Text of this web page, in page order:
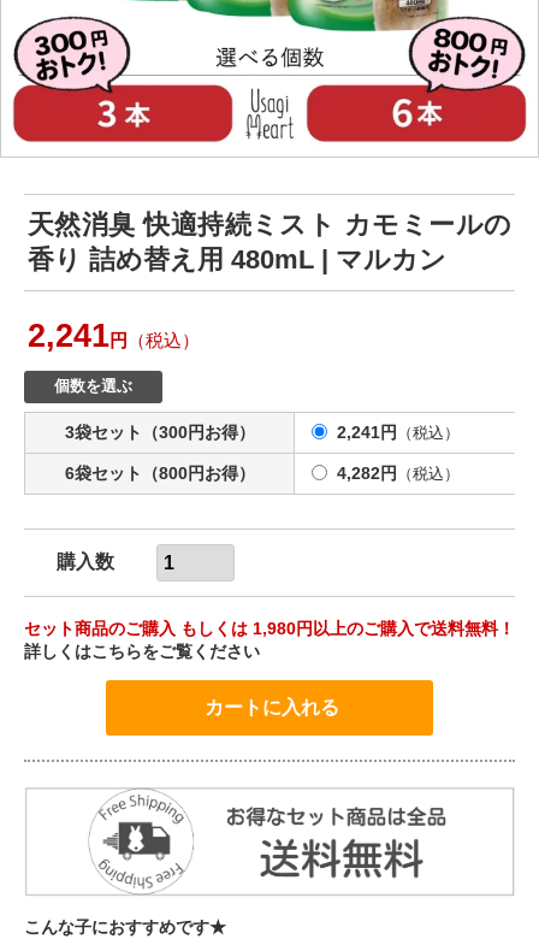
天然消臭 快適持続ミスト カモミールの
香り 詰め替え用 480mL | マルカン
2,241円 （税込）
個数を選ぶ
3袋セット（300円お得） 2,241円 （税込）
6袋セット（800円お得） 4,282円 （税込）
購入数
セット商品のご購入 もしくは 1,980円以上のご購入で送料無料！
詳しくはこちらをご覧ください
こんな子におすすめです★